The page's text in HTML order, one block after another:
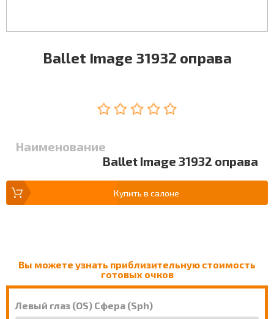
Ballet Image 31932 оправа
Наименование
Ballet Image 31932 оправа
Купить в салоне
Вы можете узнать приблизительную стоимость
готовых очков
Левый глаз (OS) Сфера (Sph)